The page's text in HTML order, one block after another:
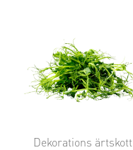
Dekorations ärtskott